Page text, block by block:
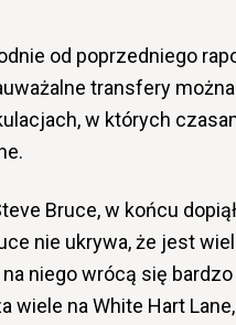
od poprzedniego
transfery
w których
Bruce, w końcu
nie ukrywa, że jest
niego wrócą się
wiele na White Hart